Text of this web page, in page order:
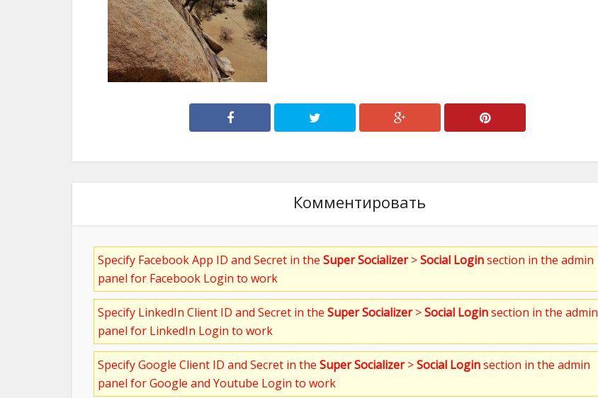
Комментировать
Specify Facebook App ID and Secret in the Super Socializer>Social Loginsection in the admin
panel for Facebook Login to work
Specify LinkedIn Client ID and Secret in the Super Socializer>Social Loginsection in the admin
panel for LinkedIn Login to work
Specify Google Client ID and Secret in the Super Socializer>Social Loginsection in the admin
panel for Google and Youtube Login to work